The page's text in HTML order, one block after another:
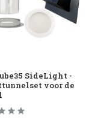
SideLight -
voor de